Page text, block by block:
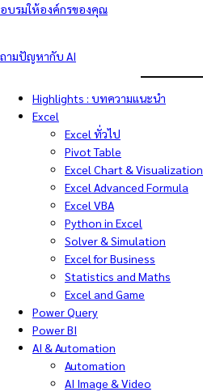
อบรมให้องค์กรของคุณ
ถามปัญหากับ AI
Highlights : บทความแนะนำ
Excel
Excel ทั่วไป
Pivot Table
Excel Chart & Visualization
Excel Advanced Formula
Excel VBA
Python in Excel
Solver & Simulation
Excel for Business
Statistics and Maths
Excel and Game
Power Query
Power BI
AI & Automation
Automation
AI Image & Video